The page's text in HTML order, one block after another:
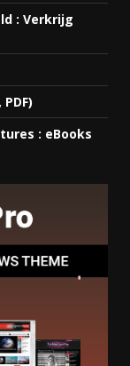
: Verkrijg
: eBooks